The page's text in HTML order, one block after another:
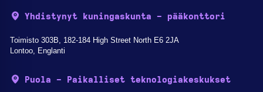
Yhdistynyt kuningaskunta - pääkonttori
Toimisto 303B, 182-184 High Street North E6 2JA
Lontoo, Englanti
Puola - Paikalliset teknologiakeskukset